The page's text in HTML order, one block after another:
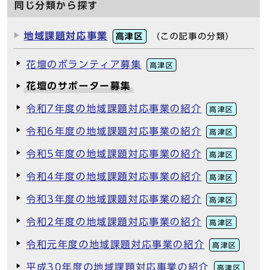
同じ分類から探す
地域課題対応事業 高津区 （この記事の分類）
花壇のボランティア募集 高津区
花壇のサポーター募集
令和7年度の地域課題対応事業の紹介 高津区
令和6年度の地域課題対応事業の紹介 高津区
令和5年度の地域課題対応事業の紹介 高津区
令和4年度の地域課題対応事業の紹介 高津区
令和3年度の地域課題対応事業の紹介 高津区
令和2年度の地域課題対応事業の紹介 高津区
令和元年度の地域課題対応事業の紹介 高津区
平成30年度の地域課題対応事業の紹介 高津区